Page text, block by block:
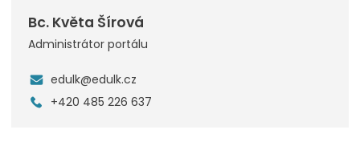
Bc. Květa Šírová
Administrátor portálu
edulk@edulk.cz
+420 485 226 637